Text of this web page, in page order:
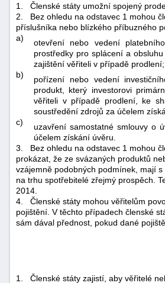
1.
Členské státy umožní spojený
2.
Bez ohledu na odstavec 1 mohou
příslušníka nebo blízkého příbuzného
a)
otevření nebo vedení
prostředky pro splácení a
zajištění věřiteli v případě prodlení;
b)
pořízení nebo vedení
produkt, který investorovi
věřiteli v případě prodlení, ke
soustředění zdrojů za účelem
c)
uzavření samostatné smlouvy o
účelem získání úvěru.
3.
Bez ohledu na odstavec 1 mohou
prokázat, že ze svázaných produktů
vzájemně podobných podmínek, mají
na trhu spotřebitelé zřejmý prospěch.
2014.
4.
Členské státy mohou věřitelům
pojištění. V těchto případech členské
sám dával přednost, pokud dané
1.
Členské státy zajistí, aby věřitelé